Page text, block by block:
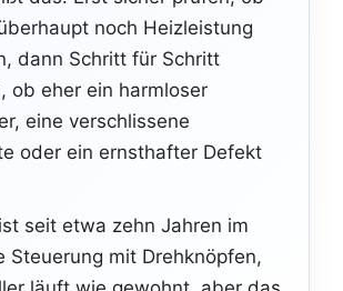
noch Heizleistung
dann Schritt für Schritt
ob eher ein harmloser
eine verschlissene
oder ein ernsthafter Defekt
seit etwa zehn Jahren im
Steuerung mit Drehknöpfen,